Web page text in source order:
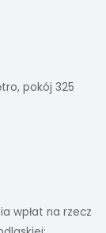
pokój 325
wpłat na rzecz